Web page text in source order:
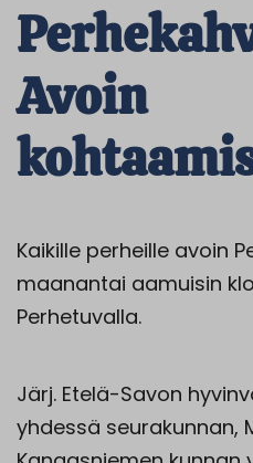
Avoin
Kaikille perheille avoin
maanantai aamuisin klo
Perhetuvalla.
Järj. Etelä-Savon
yhdessä seurakunnan,